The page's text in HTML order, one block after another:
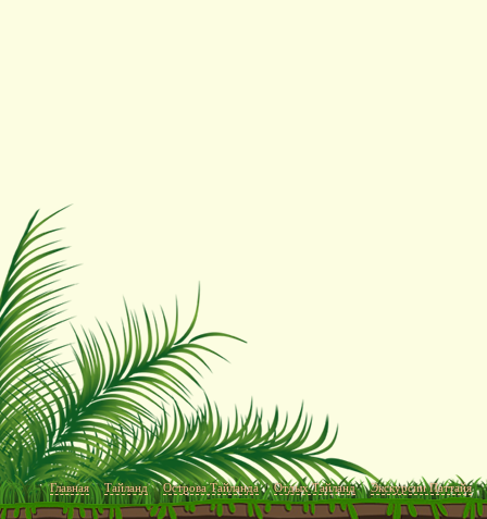
Главная Тайланд Острова Тайланда Отдых Тайланд Экскурсии Паттайя